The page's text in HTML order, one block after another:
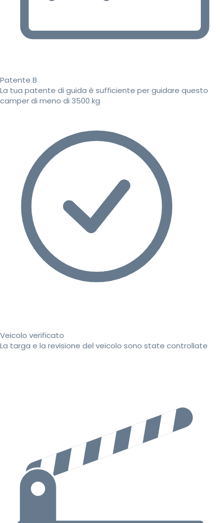
Patente B
La tua patente di guida è sufficiente per guidare questo
camper di meno di 3500 kg
Veicolo verificato
La targa e la revisione del veicolo sono state controllate